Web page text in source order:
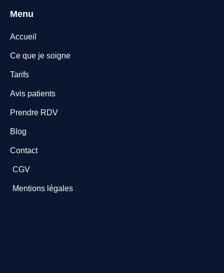
Menu
Accueil
Ce que je soigne
Tarifs
Avis patients
Prendre RDV
Blog
Contact
CGV
Mentions légales